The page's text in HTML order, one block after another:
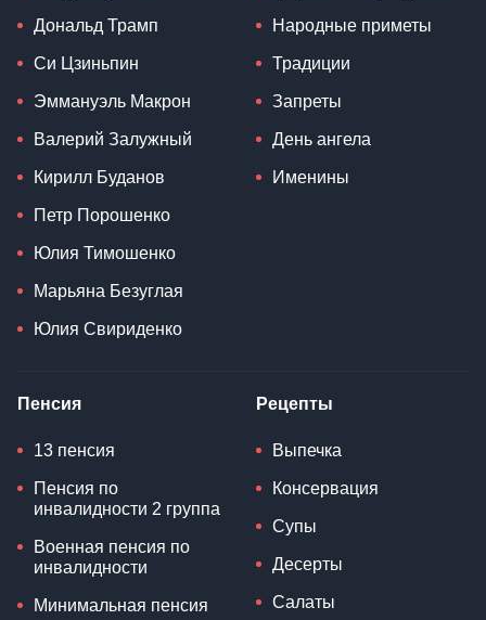
Дональд Трамп
Си Цзиньпин
Эммануэль Макрон
Валерий Залужный
Кирилл Буданов
Петр Порошенко
Юлия Тимошенко
Марьяна Безуглая
Юлия Свириденко
Народные приметы
Традиции
Запреты
День ангела
Именины
Пенсия
13 пенсия
Пенсия по
инвалидности 2 группа
Военная пенсия по
инвалидности
Минимальная пенсия
Рецепты
Выпечка
Консервация
Супы
Десерты
Салаты